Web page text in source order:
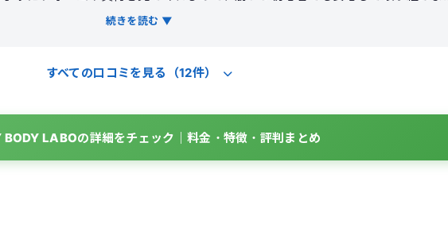
、自分のペースに合わせて進めてくれるのが良かったです。 トレーニングを続
全体的に満足度は高いです。
続きを読む ▼
すべての口コミを見る（12件）
BODY LABOの詳細をチェック｜料金・特徴・評判まとめ